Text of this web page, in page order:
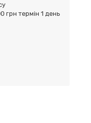
грн термін 1 день